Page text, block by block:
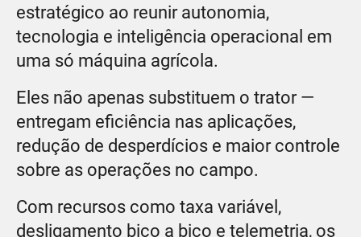
estratégico ao reunir autonomia,
tecnologia e inteligência operacional em
uma só máquina agrícola.
Eles não apenas substituem o trator —
entregam eficiência nas aplicações,
redução de desperdícios e maior controle
sobre as operações no campo.
Com recursos como taxa variável,
desligamento bico a bico e telemetria, os